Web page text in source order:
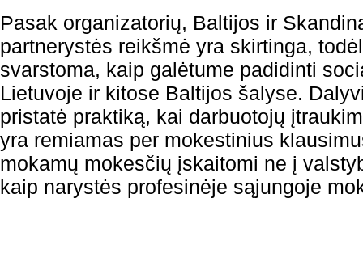
Pasak organizatorių, Baltijos ir
partnerystės reikšmė yra skirtinga,
svarstoma, kaip galėtume padidinti
Lietuvoje ir kitose Baltijos šalyse.
pristatė praktiką, kai darbuotojų
yra remiamas per mokestinius
mokamų mokesčių įskaitomi ne į
kaip narystės profesinėje sąjungoje